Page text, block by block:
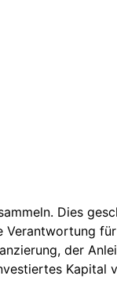
Dies
der
Kapital